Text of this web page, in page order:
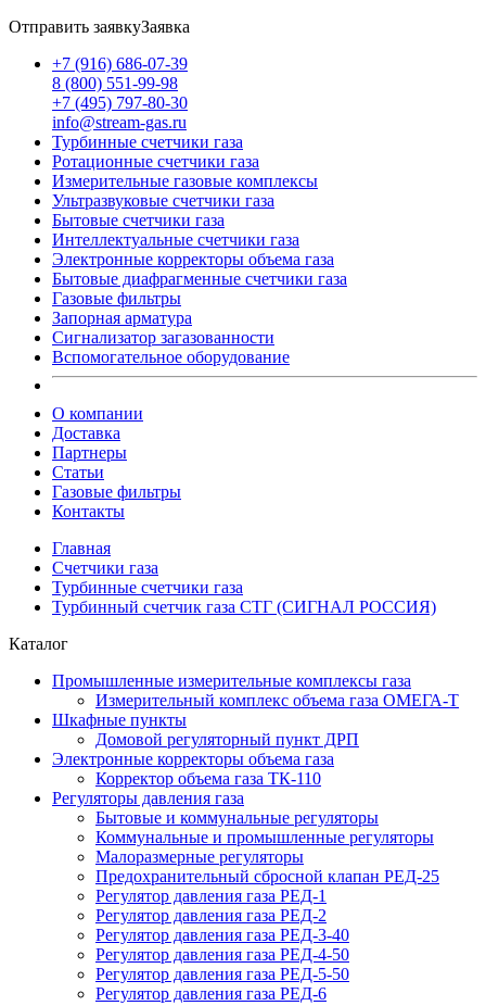
Отправить заявкуЗаявка
+7 (916) 686-07-39
8 (800) 551-99-98
+7 (495) 797-80-30
info@stream-gas.ru
Турбинные счетчики газа
Ротационные счетчики газа
Измерительные газовые комплексы
Ультразвуковые счетчики газа
Бытовые счетчики газа
Интеллектуальные счетчики газа
Электронные корректоры объема газа
Бытовые диафрагменные счетчики газа
Газовые фильтры
Запорная арматура
Сигнализатор загазованности
Вспомогательное оборудование
О компании
Доставка
Партнеры
Статьи
Газовые фильтры
Контакты
Главная
Счетчики газа
Турбинные счетчики газа
Турбинный счетчик газа СТГ (СИГНАЛ РОССИЯ)
Каталог
Промышленные измерительные комплексы газа
Измерительный комплекс объема газа ОМЕГА-Т
Шкафные пункты
Домовой регуляторный пункт ДРП
Электронные корректоры объема газа
Корректор объема газа ТК-110
Регуляторы давления газа
Бытовые и коммунальные регуляторы
Коммунальные и промышленные регуляторы
Малоразмерные регуляторы
Предохранительный сбросной клапан РЕД-25
Регулятор давления газа РЕД-1
Регулятор давления газа РЕД-2
Регулятор давления газа РЕД-3-40
Регулятор давления газа РЕД-4-50
Регулятор давления газа РЕД-5-50
Регулятор давления газа РЕД-6